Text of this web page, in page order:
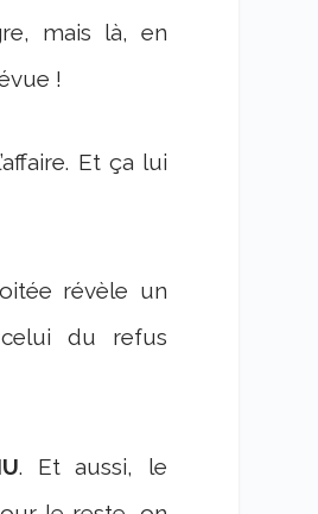
mais là, en
!
Et ça lui
révèle un
du refus
. Et aussi, le